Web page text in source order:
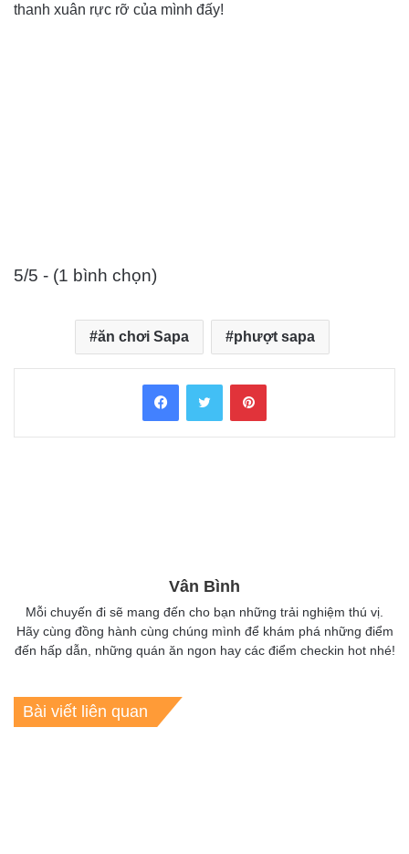
thanh xuân rực rỡ của mình đấy!
5/5 - (1 bình chọn)
ăn chơi Sapa phượt sapa
FacebookTwitter Pinterest
Vân Bình
Mỗi chuyến đi sẽ mang đến cho bạn những trải nghiệm thú vị.
Hãy cùng đồng hành cùng chúng mình để khám phá những điểm
đến hấp dẫn, những quán ăn ngon hay các điểm checkin hot nhé!
Bài viết liên quan